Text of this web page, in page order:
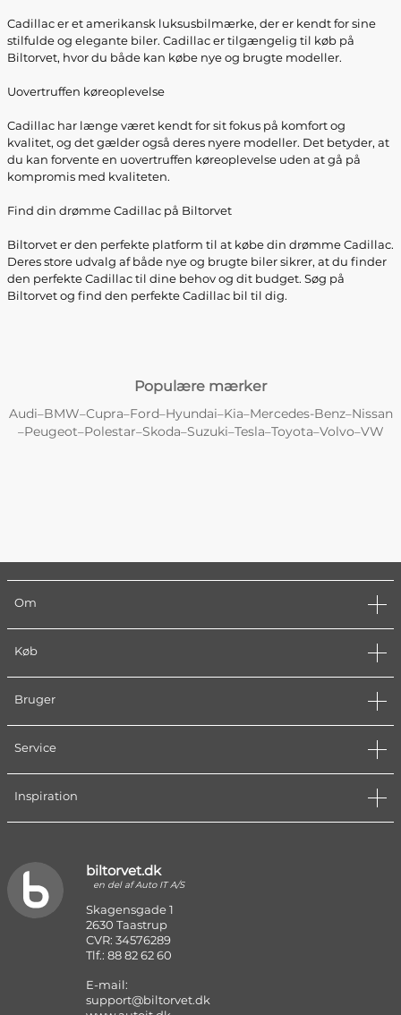
Cadillac er et amerikansk luksusbilmærke, der er kendt for sine
stilfulde og elegante biler. Cadillac er tilgængelig til køb på
Biltorvet, hvor du både kan købe nye og brugte modeller.
Uovertruffen køreoplevelse
Cadillac har længe været kendt for sit fokus på komfort og
kvalitet, og det gælder også deres nyere modeller. Det betyder, at
du kan forvente en uovertruffen køreoplevelse uden at gå på
kompromis med kvaliteten.
Find din drømme Cadillac på Biltorvet
Biltorvet er den perfekte platform til at købe din drømme Cadillac.
Deres store udvalg af både nye og brugte biler sikrer, at du finder
den perfekte Cadillac til dine behov og dit budget. Søg på
Biltorvet og find den perfekte Cadillac bil til dig.
Populære mærker
Audi–BMW–Cupra–Ford–Hyundai–Kia–Mercedes-Benz–Nissan
–Peugeot–Polestar–Skoda–Suzuki–Tesla–Toyota–Volvo–VW
Om
Køb
Bruger
Service
Inspiration
biltorvet.dk
en del af Auto IT A/S
Skagensgade 1
2630 Taastrup
CVR: 34576289
Tlf.: 88 82 62 60
E-mail:
support@biltorvet.dk